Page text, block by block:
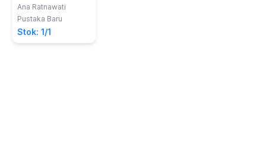
Pada Pasien
Dengan
Gangguan
Sistem
Ana Ratnawati
Pustaka Baru
Stok: 1/1